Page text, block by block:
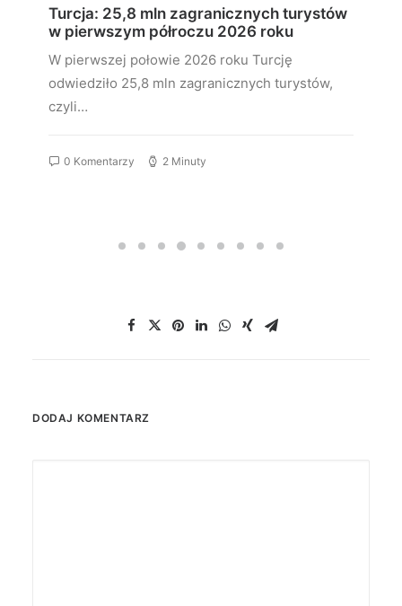
Turcja: 25,8 mln zagranicznych turystów
w pierwszym półroczu 2026 roku
W pierwszej połowie 2026 roku Turcję
odwiedziło 25,8 mln zagranicznych turystów,
czyli…
0 Komentarzy 2 Minuty
DODAJ KOMENTARZ